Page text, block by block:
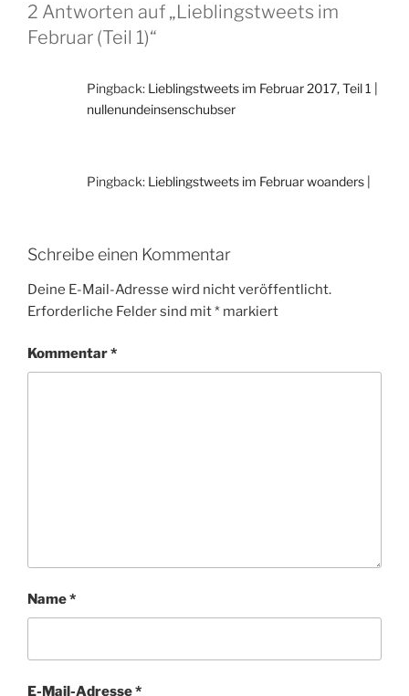
2 Antworten auf „Lieblingstweets im
Februar (Teil 1)“
Pingback: Lieblingstweets im Februar 2017, Teil 1 |
nullenundeinsenschubser
Pingback: Lieblingstweets im Februar woanders |
Schreibe einen Kommentar
Deine E-Mail-Adresse wird nicht veröffentlicht.
Erforderliche Felder sind mit* markiert
Kommentar*
Name*
E-Mail-Adresse*